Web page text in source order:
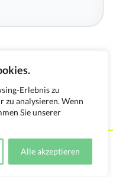
Erlebnis zu
zu analysieren. Wenn
Sie unserer
Alle akzeptieren